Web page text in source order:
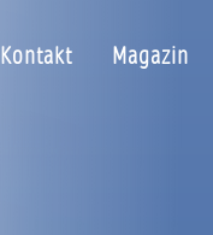
Kontakt Magazin